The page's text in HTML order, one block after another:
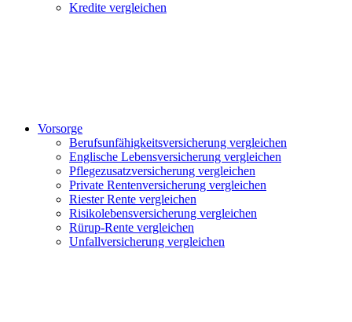
Kredite vergleichen
Vorsorge
Berufsunfähigkeitsversicherung vergleichen
Englische Lebensversicherung vergleichen
Pflegezusatzversicherung vergleichen
Private Rentenversicherung vergleichen
Riester Rente vergleichen
Risikolebensversicherung vergleichen
Rürup-Rente vergleichen
Unfallversicherung vergleichen